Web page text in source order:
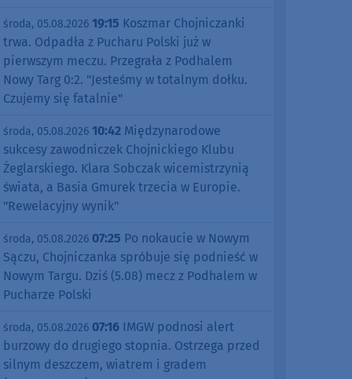
środa, 05.08.2026 19:15 Koszmar Chojniczanki
trwa. Odpadła z Pucharu Polski już w
pierwszym meczu. Przegrała z Podhalem
Nowy Targ 0:2. "Jesteśmy w totalnym dołku.
Czujemy się fatalnie"
środa, 05.08.2026 10:42 Międzynarodowe
sukcesy zawodniczek Chojnickiego Klubu
Żeglarskiego. Klara Sobczak wicemistrzynią
świata, a Basia Gmurek trzecia w Europie.
"Rewelacyjny wynik"
środa, 05.08.2026 07:25 Po nokaucie w Nowym
Sączu, Chojniczanka spróbuje się podnieść w
Nowym Targu. Dziś (5.08) mecz z Podhalem w
Pucharze Polski
środa, 05.08.2026 07:16 IMGW podnosi alert
burzowy do drugiego stopnia. Ostrzega przed
silnym deszczem, wiatrem i gradem